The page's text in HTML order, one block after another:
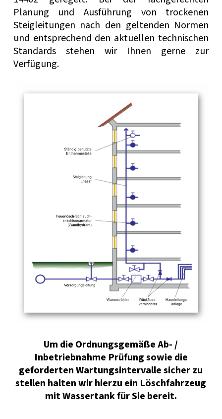
Planung und Ausführung von trockenen
Steigleitungen nach den geltenden Normen
und entsprechend den aktuellen technischen
Standards stehen wir Ihnen gerne zur
Verfügung.
Um die Ordnungsgemäße Ab- /
Inbetriebnahme Prüfung sowie die
geforderten Wartungsintervalle sicher zu
stellen halten wir hierzu ein Löschfahrzeug
mit Wassertank für Sie bereit.